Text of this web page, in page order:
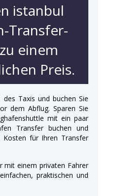
istanbul
Transfer-
einem
Preis.
des Taxis und buchen Sie
dem Abflug. Sparen Sie
mit ein paar
Transfer buchen und
Kosten für Ihren Transfer
mit einem privaten Fahrer
praktischen und